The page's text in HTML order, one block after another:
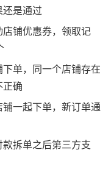
还是通过
铺优惠券，领取记
单，同一个店铺存在
正确
一起下单，新订单通
拆单之后第三方支